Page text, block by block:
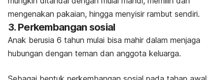
mengenakan pakaian, hingga menyisir rambut sendiri.
3. Perkembangan sosial
Anak berusia 6 tahun mulai bisa mahir dalam menjaga
hubungan dengan teman dan anggota keluarga.